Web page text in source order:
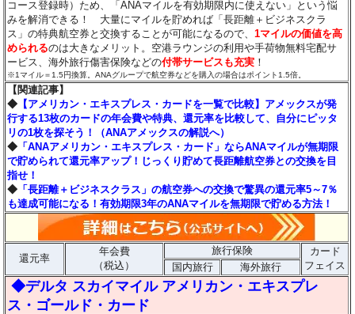
コース登録時）ため、「ANAマイルを有効期限内に使えない」という悩
みを解消できる！ 大量にマイルを貯めれば「長距離＋ビジネスクラ
ス」の特典航空券と交換することが可能になるので、1マイルの価値を高
められるのは大きなメリット。空港ラウンジの利用や手荷物無料宅配サ
ービス、海外旅行傷害保険などの付帯サービスも充実 ！
※1マイル＝1.5円換算。ANAグループで航空券などを購入の場合はポイント1.5倍。
【関連記事】
◆ 【アメリカン・エキスプレス・カードを一覧で比較】アメックスが発
行する13枚のカードの年会費や特典、還元率を比較して、自分にピッタ
リの1枚を探そう！（ANAアメックスの解説へ）
◆ 「ANAアメリカン・エキスプレス・カード」ならANAマイルが無期限
で貯められて還元率アップ！じっくり貯めて長距離航空券との交換を目
指せ！
◆ 「長距離＋ビジネスクラス」の航空券への交換で驚異の還元率5～7％
も達成可能になる！有効期限3年のANAマイルを無期限で貯める方法！
還元率
年会費
（税込）
旅行保険
カード
フェイス
国内旅行 海外旅行
◆デルタ スカイマイル アメリカン・エキスプレ
ス・ゴールド・カード